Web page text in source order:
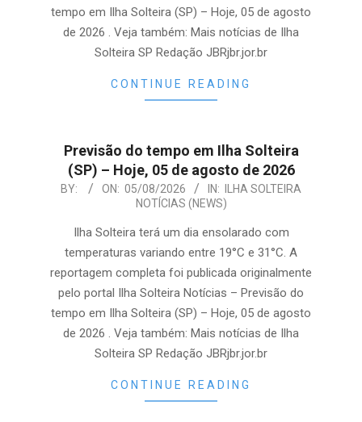
tempo em Ilha Solteira (SP) – Hoje, 05 de agosto
de 2026 . Veja também: Mais notícias de Ilha
Solteira SP Redação JBRjbr.jor.br
CONTINUE READING
Previsão do tempo em Ilha Solteira
(SP) – Hoje, 05 de agosto de 2026
2026-
BY: ON: 05/08/2026 IN:
ILHA SOLTEIRA
NOTÍCIAS (NEWS)
Ilha Solteira terá um dia ensolarado com
temperaturas variando entre 19°C e 31°C. A
reportagem completa foi publicada originalmente
pelo portal Ilha Solteira Notícias – Previsão do
tempo em Ilha Solteira (SP) – Hoje, 05 de agosto
de 2026 . Veja também: Mais notícias de Ilha
Solteira SP Redação JBRjbr.jor.br
CONTINUE READING